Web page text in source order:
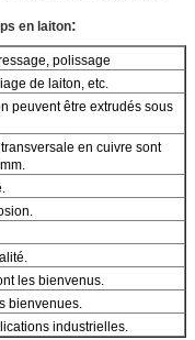
en laiton:
polissage
de laiton, etc.
peuvent être extrudés sous
en cuivre sont
les bienvenus.
bienvenues.
industrielles.